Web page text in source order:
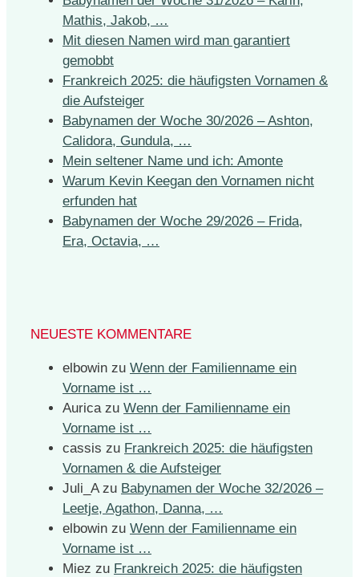
Mathis, Jakob, …
Mit diesen Namen wird man garantiert
gemobbt
Frankreich 2025: die häufigsten Vornamen &
die Aufsteiger
Babynamen der Woche 30/2026 – Ashton,
Calidora, Gundula, …
Mein seltener Name und ich: Amonte
Warum Kevin Keegan den Vornamen nicht
erfunden hat
Babynamen der Woche 29/2026 – Frida,
Era, Octavia, …
NEUESTE KOMMENTARE
elbowin zu Wenn der Familienname ein
Vorname ist …
Aurica zu Wenn der Familienname ein
Vorname ist …
cassis zu Frankreich 2025: die häufigsten
Vornamen & die Aufsteiger
Juli_Azu Babynamen der Woche 32/2026 –
Leetje, Agathon, Danna, …
elbowin zu Wenn der Familienname ein
Vorname ist …
Miez zu Frankreich 2025: die häufigsten